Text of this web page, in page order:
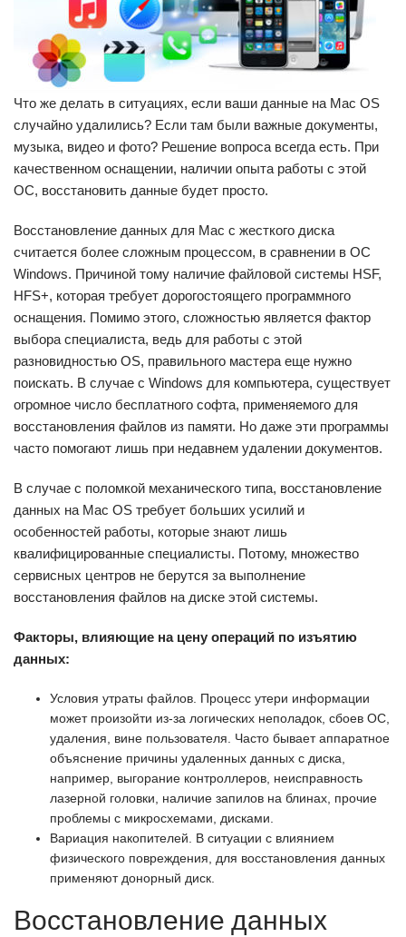
Что же делать в ситуациях, если ваши данные на Mac OS
случайно удалились? Если там были важные документы,
музыка, видео и фото? Решение вопроса всегда есть. При
качественном оснащении, наличии опыта работы с этой
ОС, восстановить данные будет просто.
Восстановление данных для Mac с жесткого диска
считается более сложным процессом, в сравнении в ОС
Windows. Причиной тому наличие файловой системы HSF,
HFS+, которая требует дорогостоящего программного
оснащения. Помимо этого, сложностью является фактор
выбора специалиста, ведь для работы с этой
разновидностью OS, правильного мастера еще нужно
поискать. В случае с Windows для компьютера, существует
огромное число бесплатного софта, применяемого для
восстановления файлов из памяти. Но даже эти программы
часто помогают лишь при недавнем удалении документов.
В случае с поломкой механического типа, восстановление
данных на Mac OS требует больших усилий и
особенностей работы, которые знают лишь
квалифицированные специалисты. Потому, множество
сервисных центров не берутся за выполнение
восстановления файлов на диске этой системы.
Факторы, влияющие на цену операций по изъятию
данных:
Условия утраты файлов. Процесс утери информации
может произойти из-за логических неполадок, сбоев ОС,
удаления, вине пользователя. Часто бывает аппаратное
объяснение причины удаленных данных с диска,
например, выгорание контроллеров, неисправность
лазерной головки, наличие запилов на блинах, прочие
проблемы с микросхемами, дисками.
Вариация накопителей. В ситуации с влиянием
физического повреждения, для восстановления данных
применяют донорный диск.
Восстановление данных